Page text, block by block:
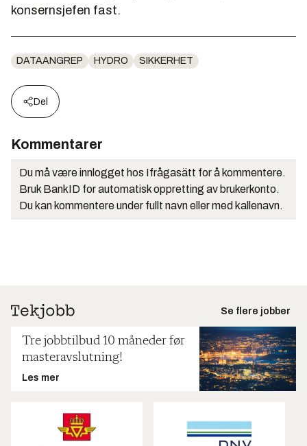
konsernsjefen fast.
DATAANGREP HYDRO SIKKERHET
Del
Kommentarer
Du må være innlogget hos Ifrågasätt for å kommentere.
Bruk BankID for automatisk oppretting av brukerkonto.
Du kan kommentere under fullt navn eller med kallenavn.
Se flere jobber
Tre jobbtilbud 10 måneder før
masteravslutning!
Les mer